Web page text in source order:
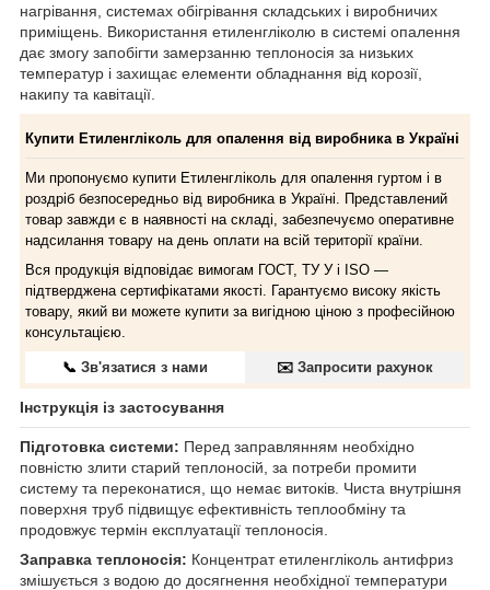
нагрівання, системах обігрівання складських і виробничих
приміщень. Використання етиленгліколю в системі опалення
дає змогу запобігти замерзанню теплоносія за низьких
температур і захищає елементи обладнання від корозії,
накипу та кавітації.
Купити Етиленгліколь для опалення від виробника в Україні
Ми пропонуємо купити Етиленгліколь для опалення гуртом і в
роздріб безпосередньо від виробника в Україні. Представлений
товар завжди є в наявності на складі, забезпечуємо оперативне
надсилання товару на день оплати на всій території країни.
Вся продукція відповідає вимогам ГОСТ, ТУ У і ISO —
підтверджена сертифікатами якості. Гарантуємо високу якість
товару, який ви можете купити за вигідною ціною з професійною
консультацією.
📞 Зв'язатися з нами ✉️ Запросити рахунок
Інструкція із застосування
Підготовка системи: Перед заправлянням необхідно
повністю злити старий теплоносій, за потреби промити
систему та переконатися, що немає витоків. Чиста внутрішня
поверхня труб підвищує ефективність теплообміну та
продовжує термін експлуатації теплоносія.
Заправка теплоносія: Концентрат етиленгліколь антифриз
змішується з водою до досягнення необхідної температури